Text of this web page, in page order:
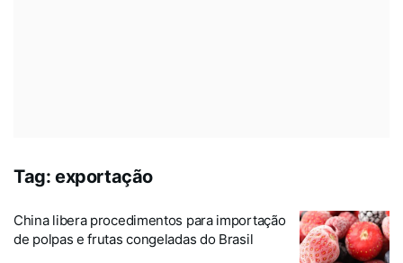
Tag: exportação
China libera procedimentos para importação
de polpas e frutas congeladas do Brasil